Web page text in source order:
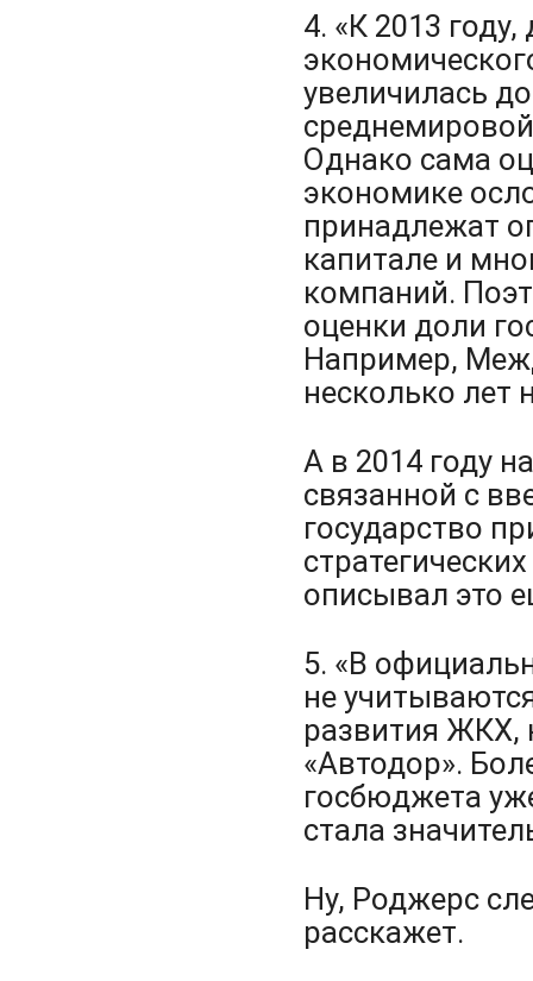
4. «К 2013
увеличилась
Однако сама
экономике
принадлежат
капитале и
компаний.
оценки доли
Например,
несколько лет
А в 2014 году
связанной с
государство
описывал это
5. «В
не
развития ЖКХ,
«Автодор».
госбюджета
стала
Ну, Роджерс
расскажет.